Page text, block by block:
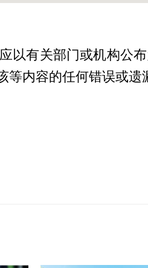
以有关部门或机构公
等内容的任何错误或遗